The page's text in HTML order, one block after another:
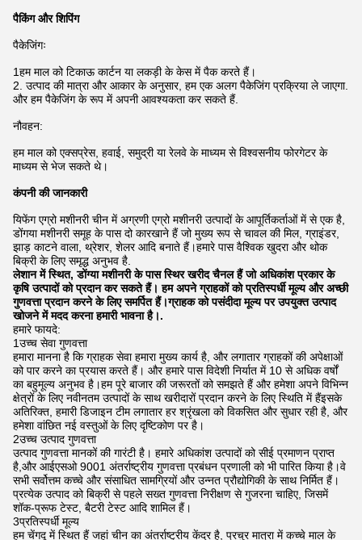
पैकिंग और शिपिंग
पैकेजिंगः
1हम माल को टिकाऊ कार्टन या लकड़ी के केस में पैक करते हैं।
2. उत्पाद की मात्रा और आकार के अनुसार, हम एक अलग पैकेजिंग प्रक्रिया ले जाएगा.
और हम पैकेजिंग के रूप में अपनी आवश्यकता कर सकते हैं.
नौवहन:
हम माल को एक्सप्रेस, हवाई, समुद्री या रेलवे के माध्यम से विश्वसनीय फोरगेटर के
माध्यम से भेज सकते थे।
कंपनी की जानकारी
यिफेंग एग्रो मशीनरी चीन में अग्रणी एग्रो मशीनरी उत्पादों के आपूर्तिकर्ताओं में से एक है,
डोंगया मशीनरी समूह के पास दो कारखाने हैं जो मुख्य रूप से चावल की मिल, ग्राइंडर,
झाड़ काटने वाला, थ्रेशर, शेलर आदि बनाते हैं।हमारे पास वैश्विक खुदरा और थोक
बिक्री के लिए समृद्ध अनुभव है.
लेशान में स्थित, डोंग्या मशीनरी के पास स्थिर खरीद चैनल हैं जो अधिकांश प्रकार के
कृषि उत्पादों को प्रदान कर सकते हैं। हम अपने ग्राहकों को प्रतिस्पर्धी मूल्य और अच्छी
गुणवत्ता प्रदान करने के लिए समर्पित हैं।ग्राहक को पसंदीदा मूल्य पर उपयुक्त उत्पाद
खोजने में मदद करना हमारी भावना है।.
हमारे फायदे:
1उच्च सेवा गुणवत्ता
हमारा मानना है कि ग्राहक सेवा हमारा मुख्य कार्य है, और लगातार ग्राहकों की अपेक्षाओं
को पार करने का प्रयास करते हैं। और हमारे पास विदेशी निर्यात में 10 से अधिक वर्षों
का बहुमूल्य अनुभव है।हम पूरे बाजार की जरूरतों को समझते हैं और हमेशा अपने विभिन्न
क्षेत्रों के लिए नवीनतम उत्पादों के साथ खरीदारों प्रदान करने के लिए स्थिति में हैंइसके
अतिरिक्त, हमारी डिजाइन टीम लगातार हर श्रृंखला को विकसित और सुधार रही है, और
हमेशा वांछित नई वस्तुओं के लिए दृष्टिकोण पर है।
2उच्च उत्पाद गुणवत्ता
उत्पाद गुणवत्ता मानकों की गारंटी है। हमारे अधिकांश उत्पादों को सीई प्रमाणन प्राप्त
है,और आईएसओ 9001 अंतर्राष्ट्रीय गुणवत्ता प्रबंधन प्रणाली को भी पारित किया है।वे
सभी सर्वोत्तम कच्चे और संसाधित सामग्रियों और उन्नत प्रौद्योगिकी के साथ निर्मित हैं।
प्रत्येक उत्पाद को बिक्री से पहले सख्त गुणवत्ता निरीक्षण से गुजरना चाहिए, जिसमें
शॉक-प्रूफ टेस्ट, बैटरी टेस्ट आदि शामिल हैं।
3प्रतिस्पर्धी मूल्य
हम चेंगदू में स्थित हैं जहां चीन का अंतर्राष्ट्रीय केंद्र है, प्रचुर मात्रा में कच्चे माल के